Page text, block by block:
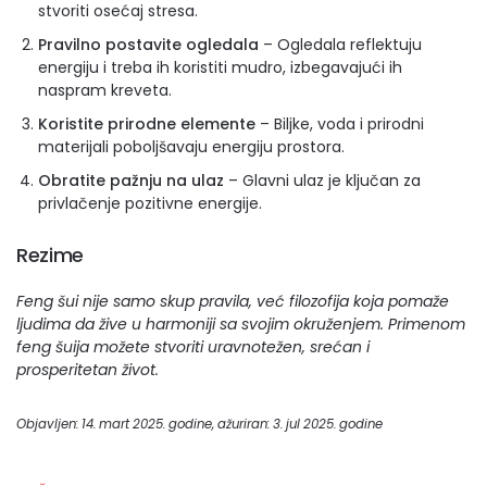
stvoriti osećaj stresa.
Pravilno postavite ogledala – Ogledala reflektuju
energiju i treba ih koristiti mudro, izbegavajući ih
naspram kreveta.
Koristite prirodne elemente – Biljke, voda i prirodni
materijali poboljšavaju energiju prostora.
Obratite pažnju na ulaz – Glavni ulaz je ključan za
privlačenje pozitivne energije.
Rezime
Feng šui nije samo skup pravila, već filozofija koja pomaže
ljudima da žive u harmoniji sa svojim okruženjem. Primenom
feng šuija možete stvoriti uravnotežen, srećan i
prosperitetan život.
Objavljen: 14. mart 2025. godine, ažuriran: 3. jul 2025. godine